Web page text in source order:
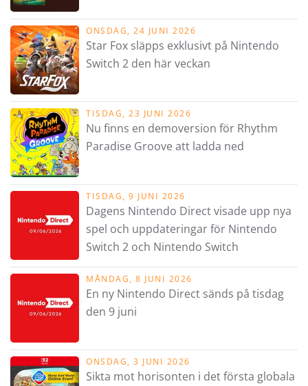
ONSDAG, 24 JUNI 2026
Star Fox släpps exklusivt på Nintendo
Switch 2 den här veckan
TISDAG, 23 JUNI 2026
Nu finns en demoversion för Rhythm
Paradise Groove att ladda ned
TISDAG, 9 JUNI 2026
Dagens Nintendo Direct visade upp nya
spel och uppdateringar för Nintendo
Switch 2 och Nintendo Switch
MÅNDAG, 8 JUNI 2026
En ny Nintendo Direct sänds på tisdag
den 9 juni
ONSDAG, 3 JUNI 2026
Sikta mot horisonten i det första globala